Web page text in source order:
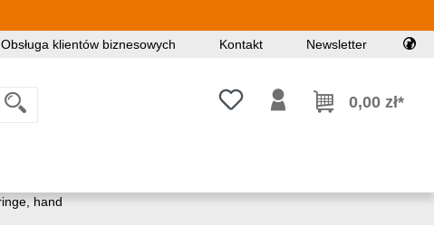
Obsługa klientów biznesowych Kontakt Newsletter
Masz 0 przedmioty na liście
0,00 zł*